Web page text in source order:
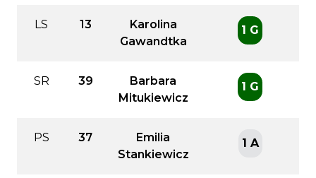
LS 13
Karolina
Gawandtka
1 G
SR 39
Barbara
Mitukiewicz
1 G
PS 37
Emilia
Stankiewicz
1 A